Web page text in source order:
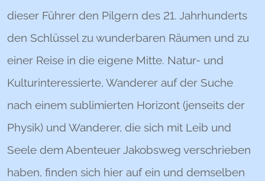
dieser Führer den Pilgern des 21. Jahrhunderts
den Schlüssel zu wunderbaren Räumen und zu
einer Reise in die eigene Mitte. Natur- und
Kulturinteressierte, Wanderer auf der Suche
nach einem sublimierten Horizont (jenseits der
Physik) und Wanderer, die sich mit Leib und
Seele dem Abenteuer Jakobsweg verschrieben
haben, finden sich hier auf ein und demselben